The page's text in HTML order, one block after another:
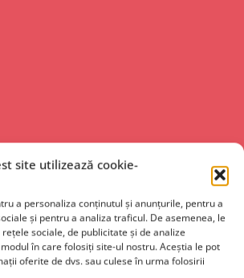
site utilizează cookie-
a personaliza conținutul și anunțurile, pentru a
și pentru a analiza traficul. De asemenea, le
sociale, de publicitate și de analize
în care folosiți site-ul nostru. Aceștia le pot
oferite de dvs. sau culese în urma folosirii
Infrastructure